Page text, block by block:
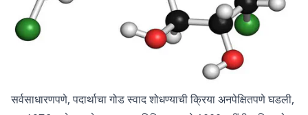
सर्वसाधारणपणे, पदार्थाचा गोड स्वाद शोधण्याची क्रिया अनपेक्षितपणे घडली,